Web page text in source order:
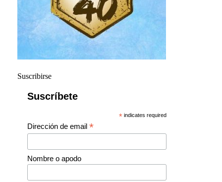
Suscribirse
Suscríbete
* indicates required
Dirección de email *
Nombre o apodo